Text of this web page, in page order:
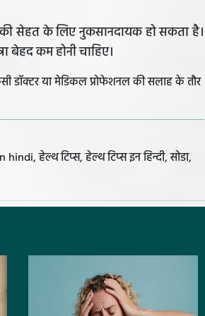
सेहत के लिए नुकसानदायक हो सकता है।
बेहद कम होनी चाहिए।
डॉक्टर या मेडिकल प्रोफेशनल की सलाह के तौर
हेल्थ टिप्स, हेल्थ टिप्स इन हिन्दी, सोडा,